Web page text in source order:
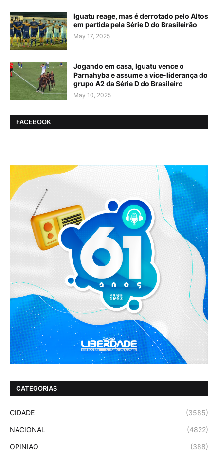
Iguatu reage, mas é derrotado pelo Altos
em partida pela Série D do Brasileirão
May 17, 2025
Jogando em casa, Iguatu vence o
Parnahyba e assume a vice-liderança do
grupo A2 da Série D do Brasileiro
May 10, 2025
FACEBOOK
CATEGORIAS
CIDADE (3585)
NACIONAL (4822)
OPINIAO (388)